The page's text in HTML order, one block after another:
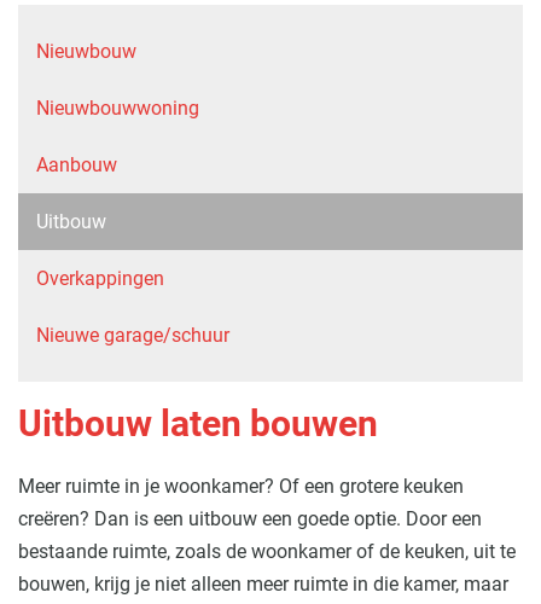
Nieuwbouw
Nieuwbouwwoning
Aanbouw
Uitbouw
Overkappingen
Nieuwe garage/schuur
Uitbouw laten bouwen
Meer ruimte in je woonkamer? Of een grotere keuken
creëren? Dan is een uitbouw een goede optie. Door een
bestaande ruimte, zoals de woonkamer of de keuken, uit te
bouwen, krijg je niet alleen meer ruimte in die kamer, maar